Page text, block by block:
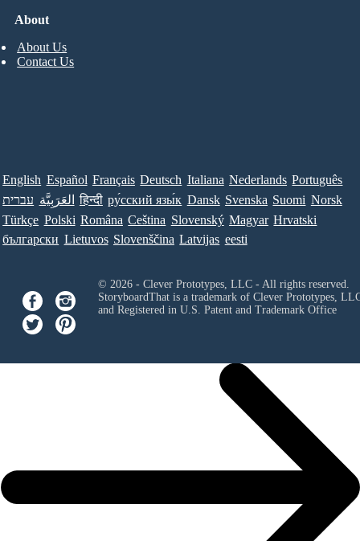
About
About Us
Contact Us
English Español Français Deutsch Italiana Nederlands Português
עברית العَرَبِيَّة हिन्दी ру́сский язы́к Dansk Svenska Suomi Norsk
Türkçe Polski Româna Ceština Slovenský Magyar Hrvatski
български Lietuvos Slovenščina Latvijas eesti
© 2026 - Clever Prototypes, LLC - All rights reserved.
StoryboardThat is a trademark of Clever Prototypes,
and Registered in U.S. Patent and Trademark Office